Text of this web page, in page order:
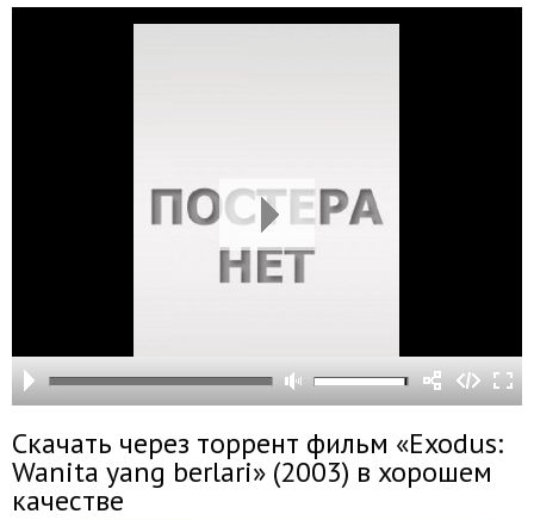
Скачать через торрент фильм «Exodus:
Wanita yang berlari» (2003) в хорошем
качестве